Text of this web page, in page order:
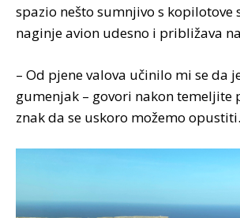
spazio nešto sumnjivo s kopilotove
naginje avion udesno i približava
– Od pjene valova učinilo mi se da
gumenjak – govori nakon temeljite
znak da se uskoro možemo opustiti.